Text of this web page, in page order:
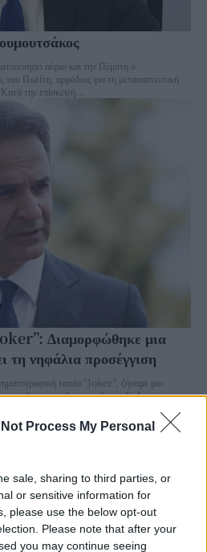
Not Process My Personal
sale, sharing to third parties, or
or sensitive information for
please use the below opt-out
Please note that after your
you may continue seeing
αύριο και την Πέμπτη ο
Πολίτη, αρμόδιος για τη μεταναστευτική
πολιτική, Γιώργος Κουμουτσάκος. Κατά την επίσκεψή...
Διαμορφώθηκε μια
τη νηφάλια προσέγγιση
ταινία "Joker", ζήσαμε μια
και διαμορφώθηκε μια "παρωδία" που